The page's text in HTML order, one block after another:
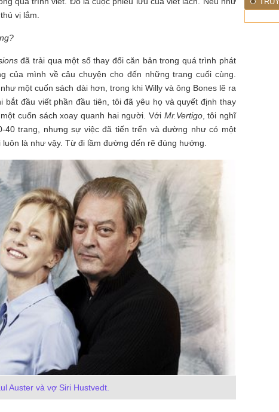
vị lắm.
đã trải qua một số thay đổi căn bản trong quá trình phát
của mình về câu chuyện cho đến những trang cuối cùng.
một cuốn sách dài hơn, trong khi Willy và ông Bones lẽ ra
bắt đầu viết phần đầu tiên, tôi đã yêu họ và quyết định thay
cuốn sách xoay quanh hai người. Với Mr.Vertigo, tôi nghĩ
40 trang, nhưng sự việc đã tiến trển và dường như có một
là như vậy. Từ đi lầm đường đến rẽ đúng hướng.
Auster và vợ Siri Hustvedt.